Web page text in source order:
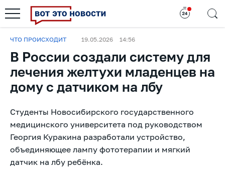
ЧТО ПРОИСХОДИТ 19.05.2026 14:56
В России создали систему для
лечения желтухи младенцев на
дому с датчиком на лбу
Студенты Новосибирского государственного
медицинского университета под руководством
Георгия Куракина разработали устройство,
объединяющее лампу фототерапии и мягкий
датчик на лбу ребёнка.